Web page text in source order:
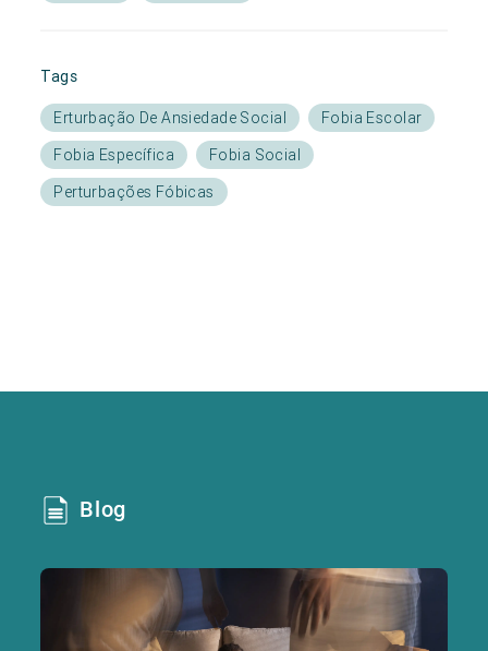
Tags
Erturbação De Ansiedade Social
Fobia Escolar
Fobia Específica
Fobia Social
Perturbações Fóbicas
Blog